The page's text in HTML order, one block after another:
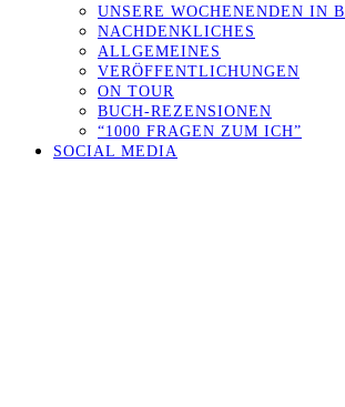
UNSERE WOCHENENDEN IN
NACHDENKLICHES
ALLGEMEINES
VERÖFFENTLICHUNGEN
ON TOUR
BUCH-REZENSIONEN
“1000 FRAGEN ZUM ICH”
SOCIAL MEDIA